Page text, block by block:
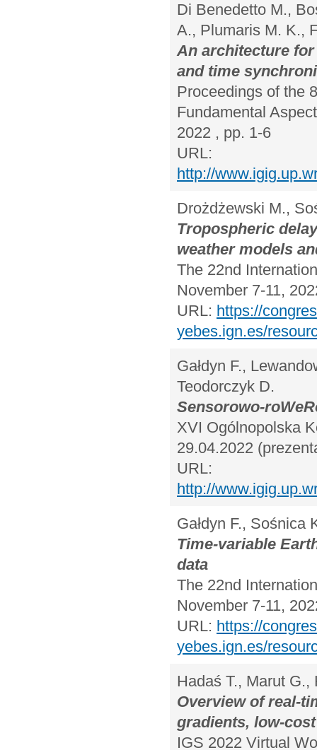
Di Benedetto M.,
A., Plumaris M. K.,
An architecture
and time
Proceedings of the
Fundamental
2022 , pp. 1-6
URL:
http://
Drożdżewski M.,
Tropospheric
weather models
The 22nd
November 7-11,
URL: https://
yebes.ign.es/
Gałdyn F.,
Teodorczyk D.
Sensorowo-
XVI Ogólnopolska
29.04.2022
URL:
http://
Gałdyn F., Sośnica
Time-variable
data
The 22nd
November 7-11,
URL: https://
yebes.ign.es/
Hadaś T., Marut G.,
Overview of real-
gradients, low-
IGS 2022 Virtual